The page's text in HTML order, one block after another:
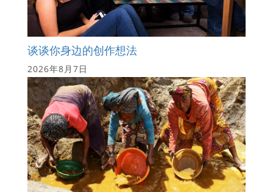
谈谈你身边的创作想法
2026年8月7日